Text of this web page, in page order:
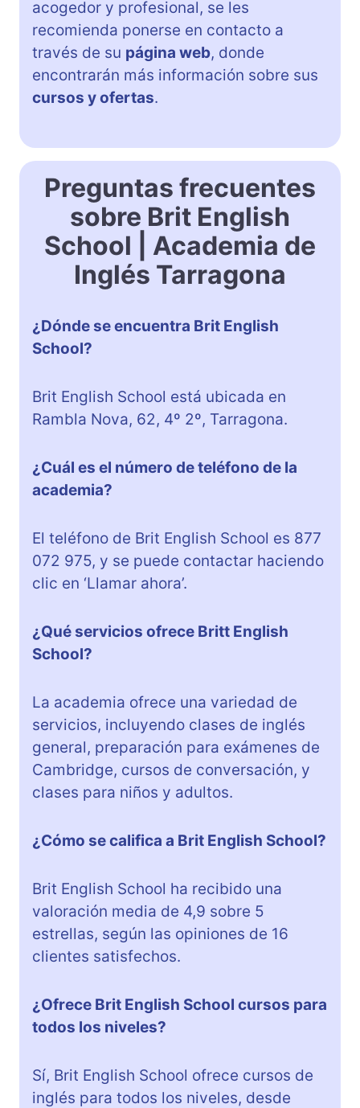
acogedor y profesional, se les
recomienda ponerse en contacto a
través de su página web, donde
encontrarán más información sobre sus
cursos y ofertas.
Preguntas frecuentes
sobre Brit English
School | Academia de
Inglés Tarragona
¿Dónde se encuentra Brit English
School?
Brit English School está ubicada en
Rambla Nova, 62, 4º 2º, Tarragona.
¿Cuál es el número de teléfono de la
academia?
El teléfono de Brit English School es 877
072 975, y se puede contactar haciendo
clic en ‘Llamar ahora’.
¿Qué servicios ofrece Britt English
School?
La academia ofrece una variedad de
servicios, incluyendo clases de inglés
general, preparación para exámenes de
Cambridge, cursos de conversación, y
clases para niños y adultos.
¿Cómo se califica a Brit English School?
Brit English School ha recibido una
valoración media de 4,9 sobre 5
estrellas, según las opiniones de 16
clientes satisfechos.
¿Ofrece Brit English School cursos para
todos los niveles?
Sí, Brit English School ofrece cursos de
inglés para todos los niveles, desde